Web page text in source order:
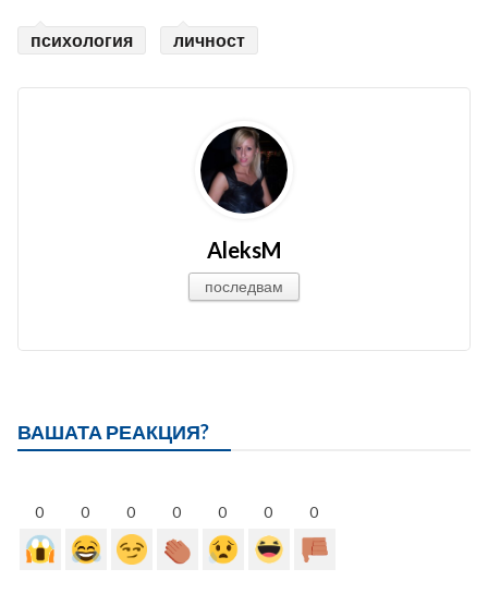
психология личност
AleksM
последвам
ВАШАТА РЕАКЦИЯ?
0 0 0 0 0 0 0